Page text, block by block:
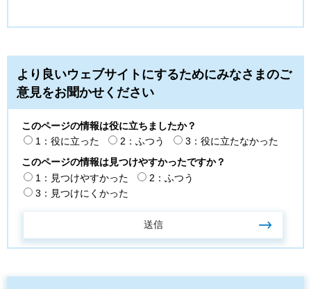
より良いウェブサイトにするためにみなさまのご
意見をお聞かせください
このページの情報は役に立ちましたか？
1：役に立った
2：ふつう
3：役に立たなかった
このページの情報は見つけやすかったですか？
1：見つけやすかった
2：ふつう
3：見つけにくかった